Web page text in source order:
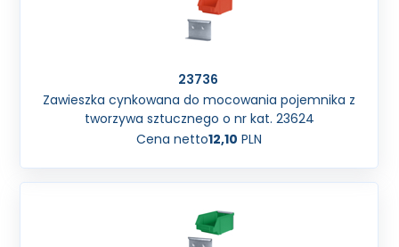
23736
Zawieszka cynkowana do mocowania pojemnika z
tworzywa sztucznego o nr kat. 23624
Cena netto12,10 PLN